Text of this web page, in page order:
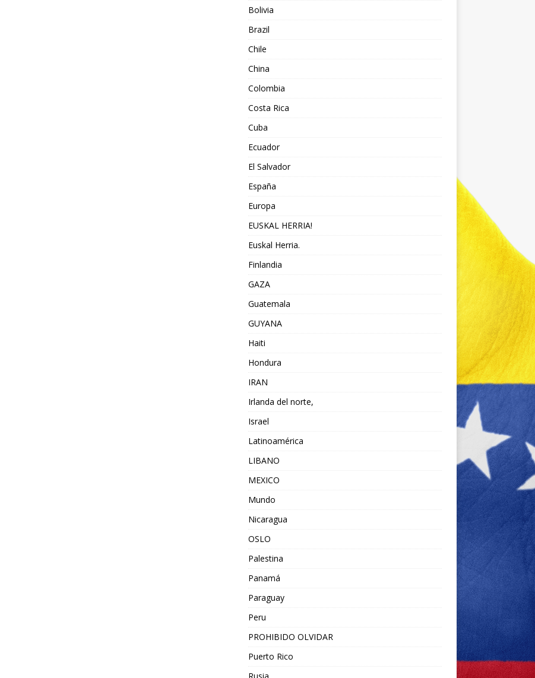
Bolivia
Brazil
Chile
China
Colombia
Costa Rica
Cuba
Ecuador
El Salvador
España
Europa
EUSKAL HERRIA!
Euskal Herria.
Finlandia
GAZA
Guatemala
GUYANA
Haiti
Hondura
IRAN
Irlanda del norte,
Israel
Latinoamérica
LIBANO
MEXICO
Mundo
Nicaragua
OSLO
Palestina
Panamá
Paraguay
Peru
PROHIBIDO OLVIDAR
Puerto Rico